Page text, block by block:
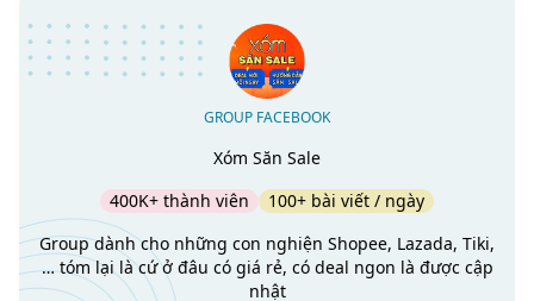
GROUP FACEBOOK
Xóm Săn Sale
400K+ thành viên
100+ bài viết / ngày
Group dành cho những con nghiện Shopee, Lazada, Tiki,
… tóm lại là cứ ở đâu có giá rẻ, có deal ngon là được cập
nhật